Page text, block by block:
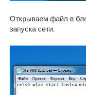
Открываем файл в
запуска сети.